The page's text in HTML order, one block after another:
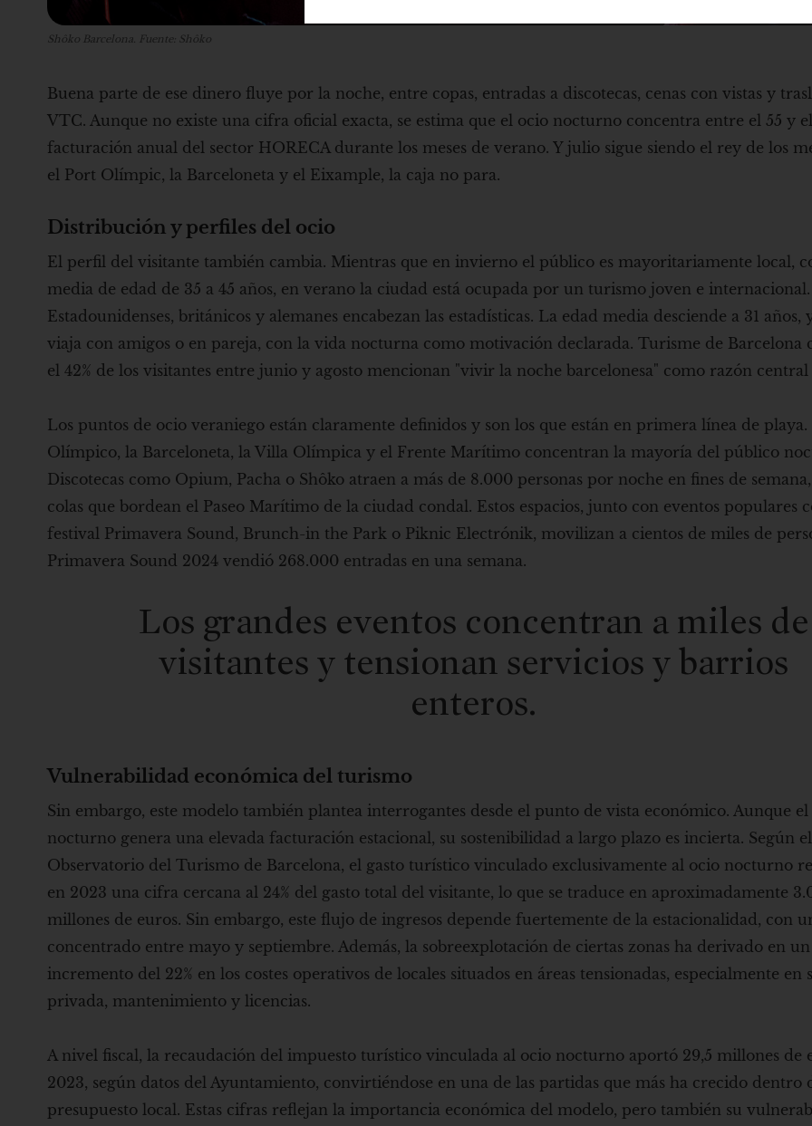
Shôko Barcelona. Fuente: Shôko
Buena parte de ese dinero fluye por la noche, entre copas, entradas a discotecas, cenas con vistas y
VTC. Aunque no existe una cifra oficial exacta, se estima que el ocio nocturno concentra entre el 55 y el
facturación anual del sector HORECA durante los meses de verano. Y julio sigue siendo el rey de los
el Port Olímpic, la Barceloneta y el Eixample, la caja no para.
Distribución y perfiles del ocio
El perfil del visitante también cambia. Mientras que en invierno el público es mayoritariamente local,
media de edad de 35 a 45 años, en verano la ciudad está ocupada por un turismo joven e internacional.
Estadounidenses, británicos y alemanes encabezan las estadísticas. La edad media desciende a 31 años,
viaja con amigos o en pareja, con la vida nocturna como motivación declarada. Turisme de Barcelona
el 42% de los visitantes entre junio y agosto mencionan "vivir la noche barcelonesa" como razón
Los puntos de ocio veraniego están claramente definidos y son los que están en primera línea de
Olímpico, la Barceloneta, la Villa Olímpica y el Frente Marítimo concentran la mayoría del público
Discotecas como Opium, Pacha o Shôko atraen a más de 8.000 personas por noche en fines de
colas que bordean el Paseo Marítimo de la ciudad condal. Estos espacios, junto con eventos populares
festival Primavera Sound, Brunch-in the Park o Piknic Electrónik, movilizan a cientos de miles de
Primavera Sound 2024 vendió 268.000 entradas en una semana.
Los grandes eventos concentran a miles de
visitantes y tensionan servicios y barrios
enteros.
Vulnerabilidad económica del turismo
Sin embargo, este modelo también plantea interrogantes desde el punto de vista económico. Aunque
nocturno genera una elevada facturación estacional, su sostenibilidad a largo plazo es incierta. Según el
Observatorio del Turismo de Barcelona, ​​el gasto turístico vinculado exclusivamente al ocio nocturno
en 2023 una cifra cercana al 24% del gasto total del visitante, lo que se traduce en aproximadamente
millones de euros. Sin embargo, este flujo de ingresos depende fuertemente de la estacionalidad, con
concentrado entre mayo y septiembre. Además, la sobreexplotación de ciertas zonas ha derivado en un
incremento del 22% en los costes operativos de locales situados en áreas tensionadas, especialmente en
privada, mantenimiento y licencias.
A nivel fiscal, la recaudación del impuesto turístico vinculada al ocio nocturno aportó 29,5 millones de
2023, según datos del Ayuntamiento, convirtiéndose en una de las partidas que más ha crecido dentro
presupuesto local. Estas cifras reflejan la importancia económica del modelo, pero también su